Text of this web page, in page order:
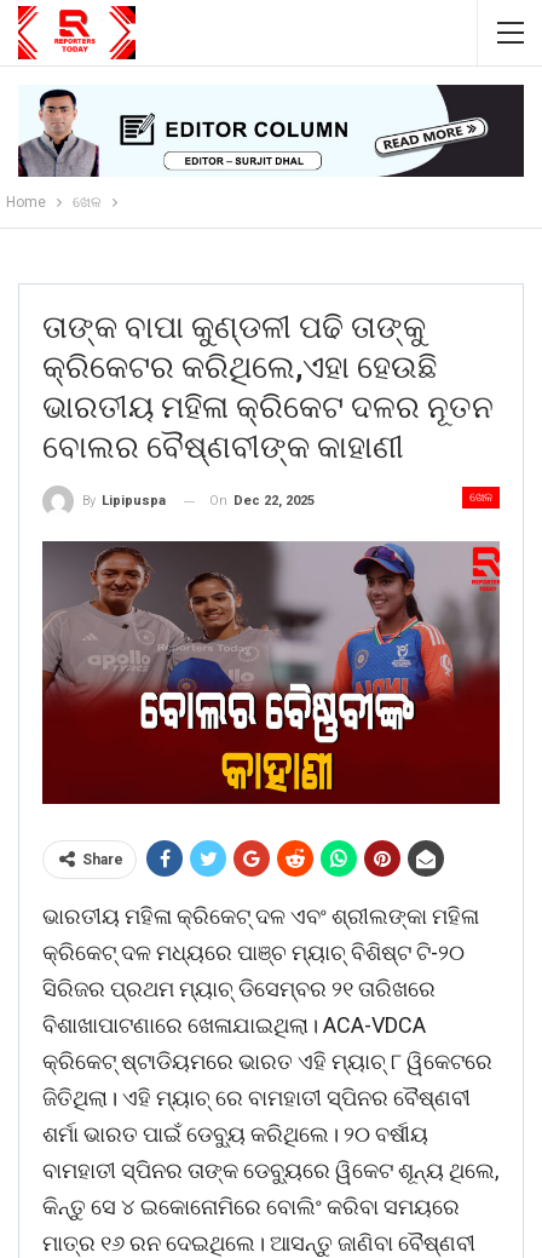
Home ଖେଳ
ତାଙ୍କ ବାପା କୁଣ୍ଡଳୀ ପଢି ତାଙ୍କୁ
କ୍ରିକେଟର କରିଥିଲେ,ଏହା ହେଉଛି
ଭାରତୀୟ ମହିଳା କ୍ରିକେଟ ଦଳର ନୂତନ
ବୋଲର ବୈଷ୍ଣବୀଙ୍କ କାହାଣୀ
ଖେଳ
By Lipipuspa On Dec 22, 2025
Share
ଭାରତୀୟ ମହିଳା କ୍ରିକେଟ୍ ଦଳ ଏବଂ ଶ୍ରୀଲଙ୍କା ମହିଳା
କ୍ରିକେଟ୍ ଦଳ ମଧ୍ୟରେ ପାଞ୍ଚ ମ୍ୟାଚ୍ ବିଶିଷ୍ଟ ଟି-୨୦
ସିରିଜର ପ୍ରଥମ ମ୍ୟାଚ୍ ଡିସେମ୍ବର ୨୧ ତାରିଖରେ
ବିଶାଖାପାଟଣାରେ ଖେଳାଯାଇଥିଲା। ACA-VDCA
କ୍ରିକେଟ୍ ଷ୍ଟାଡିୟମରେ ଭାରତ ଏହି ମ୍ୟାଚ୍ ୮ ୱିକେଟରେ
ଜିତିଥିଲା। ଏହି ମ୍ୟାଚ୍ ରେ ବାମହାତୀ ସ୍ପିନର ବୈଷ୍ଣବୀ
ଶର୍ମା ଭାରତ ପାଇଁ ଡେବ୍ୟୁ କରିଥିଲେ। ୨୦ ବର୍ଷୀୟ
ବାମହାତୀ ସ୍ପିନର ତାଙ୍କ ଡେବ୍ୟୁରେ ୱିକେଟ ଶୂନ୍ୟ ଥିଲେ,
କିନ୍ତୁ ସେ ୪ ଇକୋନୋମିରେ ବୋଲିଂ କରିବା ସମୟରେ
ମାତ୍ର ୧୬ ରନ ଦେଇଥିଲେ। ଆସନ୍ତୁ ଜାଣିବା ବୈଷ୍ଣବୀ